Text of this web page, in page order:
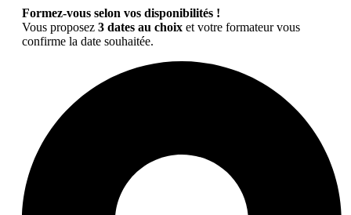
Formez-vous selon vos disponibilités !
Vous proposez 3 dates au choix et votre formateur vous
confirme la date souhaitée.